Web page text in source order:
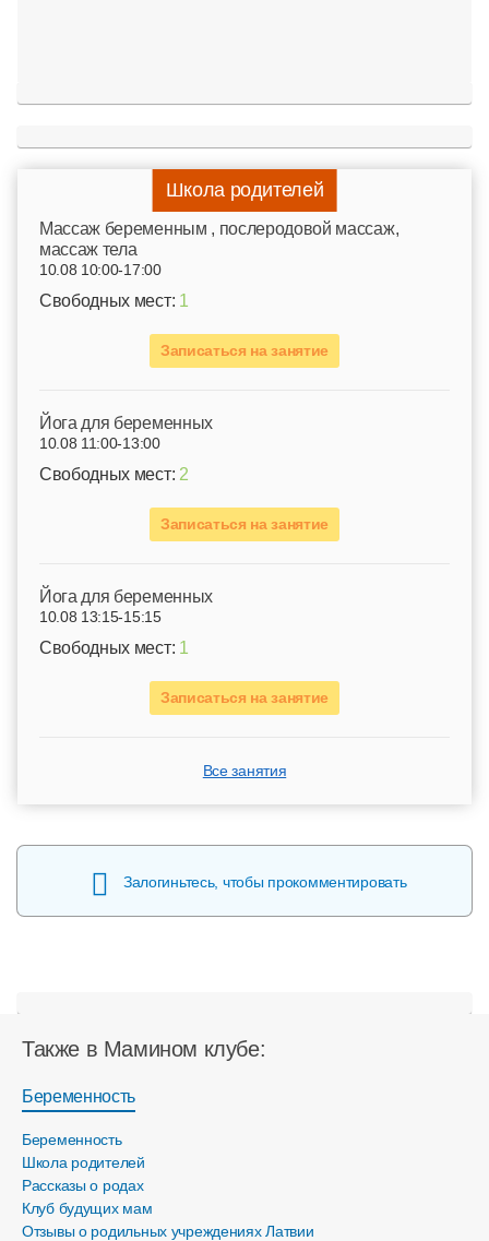
Школа родителей
Mассаж беременным , послеродовой массаж,
массаж тела
10.08 10:00-17:00
Свободных мест: 1
Записаться на занятие
Йога для беременных
10.08 11:00-13:00
Свободных мест: 2
Записаться на занятие
Йога для беременных
10.08 13:15-15:15
Свободных мест: 1
Записаться на занятие
Все занятия
Залогиньтесь, чтобы прокомментировать
Также в Мамином клубе:
Беременность
Беременность
Школа родителей
Рассказы о родах
Клуб будущих мам
Отзывы о родильных учреждениях Латвии